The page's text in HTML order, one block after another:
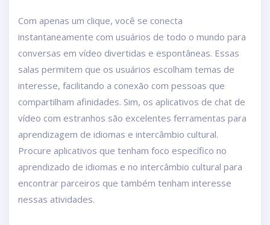
Com apenas um clique, você se conecta
instantaneamente com usuários de todo o mundo para
conversas em vídeo divertidas e espontâneas. Essas
salas permitem que os usuários escolham temas de
interesse, facilitando a conexão com pessoas que
compartilham afinidades. Sim, os aplicativos de chat de
vídeo com estranhos são excelentes ferramentas para
aprendizagem de idiomas e intercâmbio cultural.
Procure aplicativos que tenham foco específico no
aprendizado de idiomas e no intercâmbio cultural para
encontrar parceiros que também tenham interesse
nessas atividades.